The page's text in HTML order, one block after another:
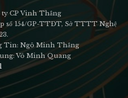
ty CP Vinh Thắng
số 154/GP-TTĐT, Sở TTTT Nghệ
Tin: Ngô Minh Thắng
Võ Minh Quang